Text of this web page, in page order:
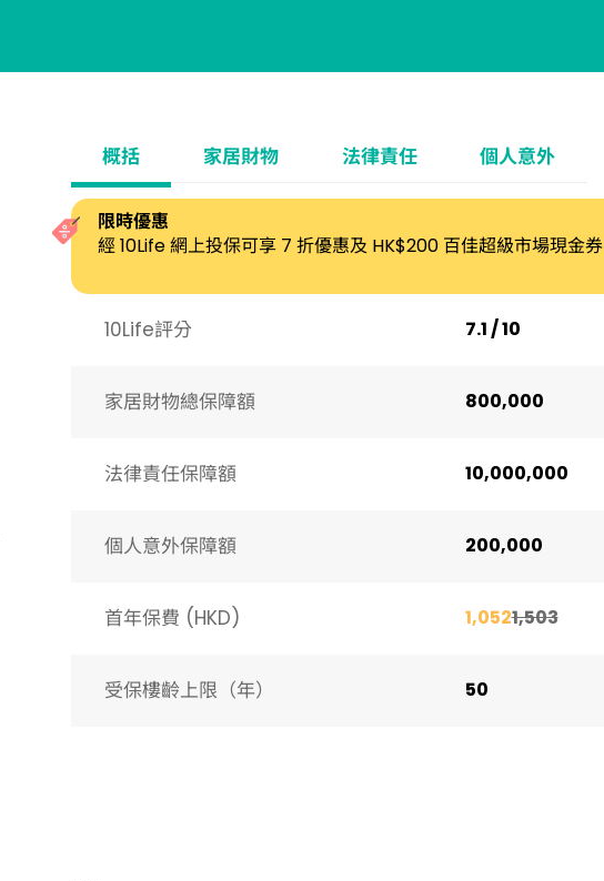
概括 家居財物 法律責任 個人意外
限時優惠
經 10Life 網上投保可享 7 折優惠及 HK$200 百佳超級市場現金券
10Life評分 7.1 / 10
家居財物總保障額 800,000
法律責任保障額 10,000,000
個人意外保障額 200,000
首年保費 (HKD) 1,0521,503
受保樓齡上限（年）​ 50